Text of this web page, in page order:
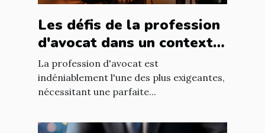
Les défis de la profession
d'avocat dans un contexte
international à Nantes
La profession d'avocat est
indéniablement l'une des plus exigeantes,
nécessitant une parfaite...